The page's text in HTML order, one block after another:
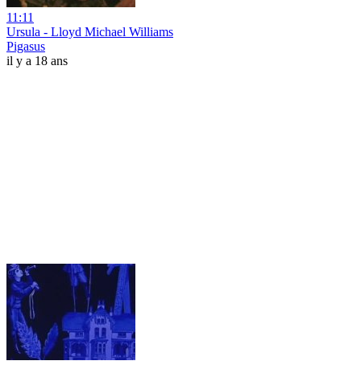
11:11
Ursula - Lloyd Michael Williams
Pigasus
il y a 18 ans